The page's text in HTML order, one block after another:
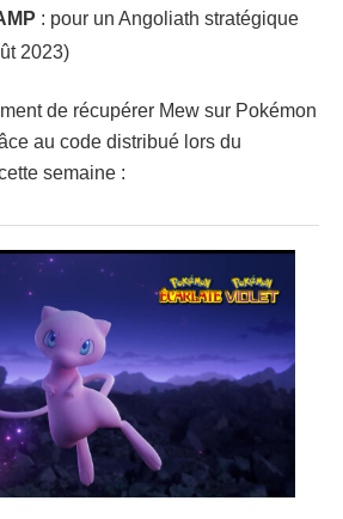
: pour un Angoliath stratégique
2023)
de récupérer Mew sur Pokémon
au code distribué lors du
semaine :